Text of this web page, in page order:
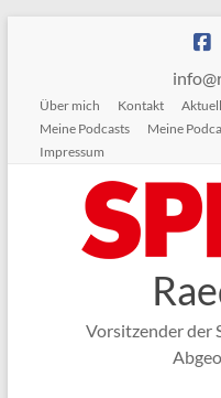
Über mich Kontakt
Meine Podcasts
Meine
Impressum
Vorsitzender der